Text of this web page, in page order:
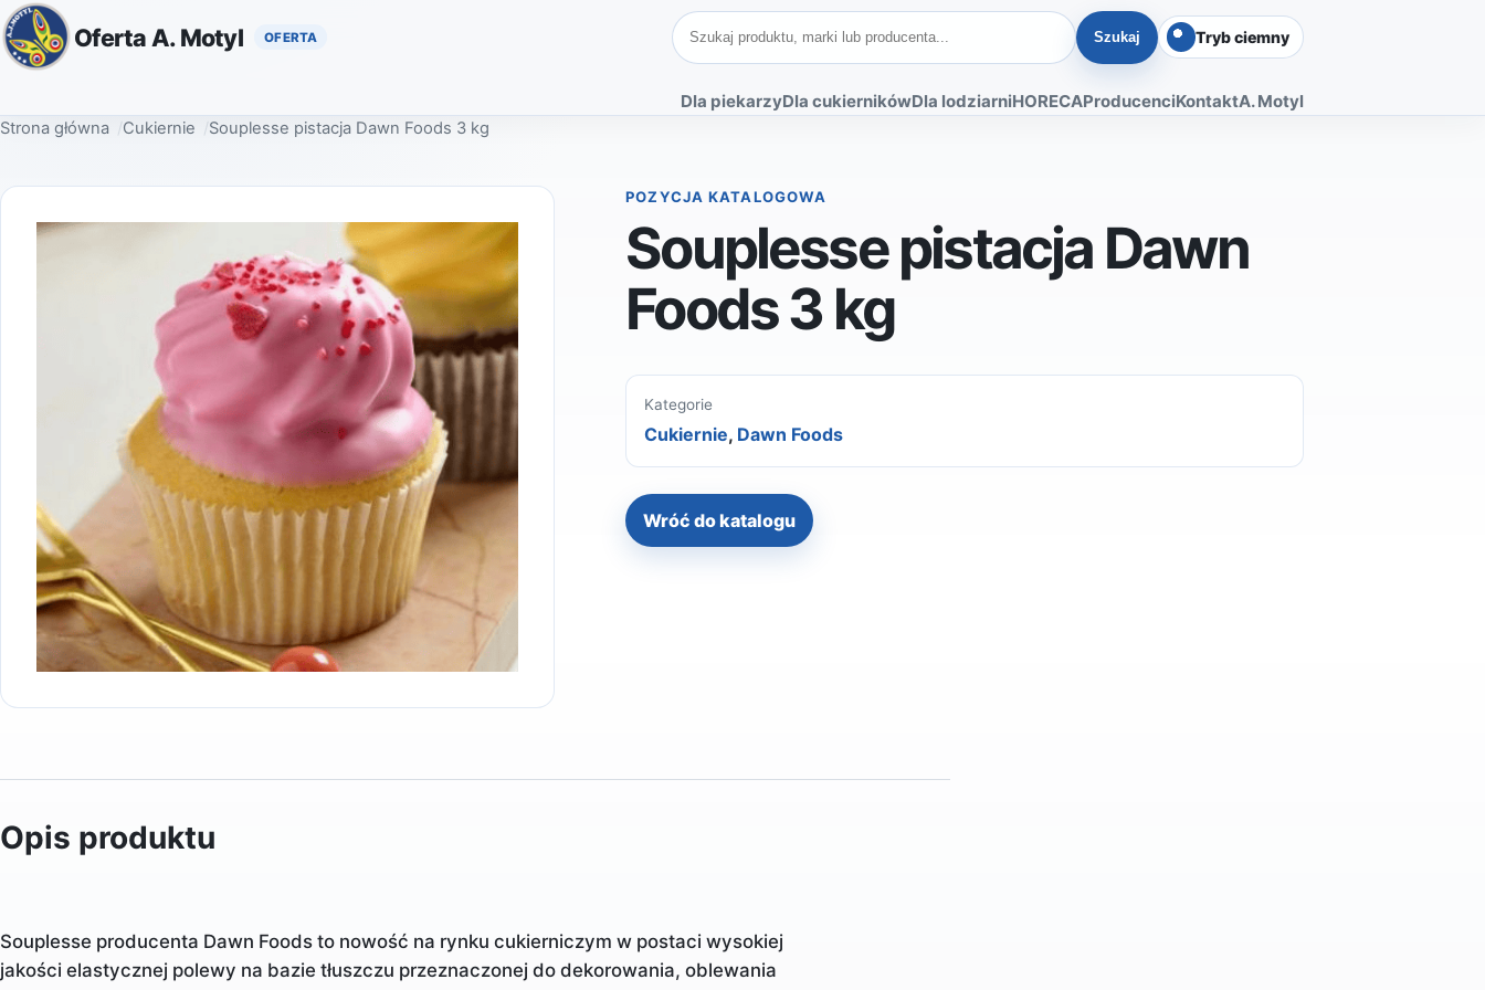
Oferta A. Motyl Szukaj produktów
Szukaj Tryb ciemny
Dla piekarzyDla cukiernikówDla lodziarniHORECAProducenciKontaktA. Motyl
Strona główna Cukiernie Souplesse pistacja Dawn Foods 3 kg
POZYCJA KATALOGOWA
Souplesse pistacja Dawn
Foods 3 kg
Kategorie
Cukiernie, Dawn Foods
Wróć do katalogu
Opis produktu
Souplesse producenta Dawn Foods to nowość na rynku cukierniczym w postaci wysokiej
jakości elastycznej polewy na bazie tłuszczu przeznaczonej do dekorowania, oblewania